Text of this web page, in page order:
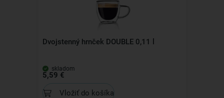
Dvojstenný hrnček DOUBLE 0,11 l
skladom
5,59 €
Vložiť do košíka